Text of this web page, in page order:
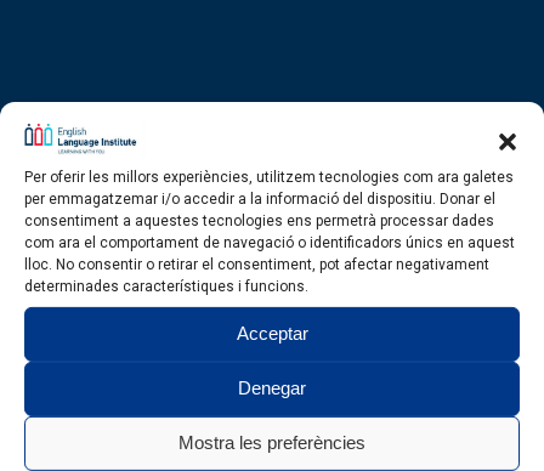
Per oferir les millors experiències, utilitzem tecnologies com ara galetes
per emmagatzemar i/o accedir a la informació del dispositiu. Donar el
consentiment a aquestes tecnologies ens permetrà processar dades
com ara el comportament de navegació o identificadors únics en aquest
lloc. No consentir o retirar el consentiment, pot afectar negativament
determinades característiques i funcions.
Acceptar
Denegar
Mostra les preferències